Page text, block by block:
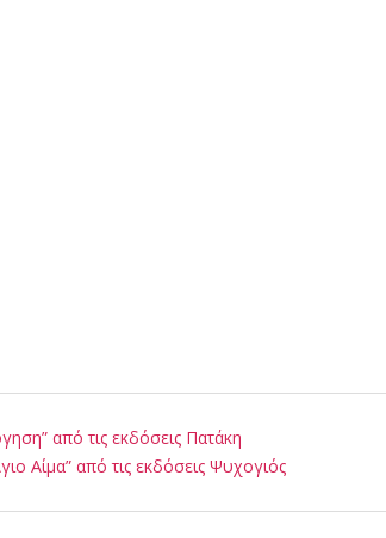
από τις εκδόσεις Πατάκη
Αίμα” από τις εκδόσεις Ψυχογιός